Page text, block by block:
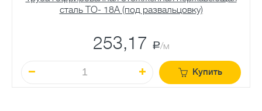
сталь TO- 18A (под развальцовку)
253,17 a/м
Купить